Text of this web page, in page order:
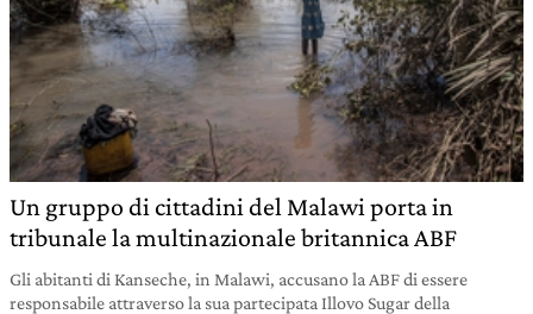
Un gruppo di cittadini del Malawi porta in
tribunale la multinazionale britannica ABF
Gli abitanti di Kanseche, in Malawi, accusano la ABF di essere
responsabile attraverso la sua partecipata Illovo Sugar della